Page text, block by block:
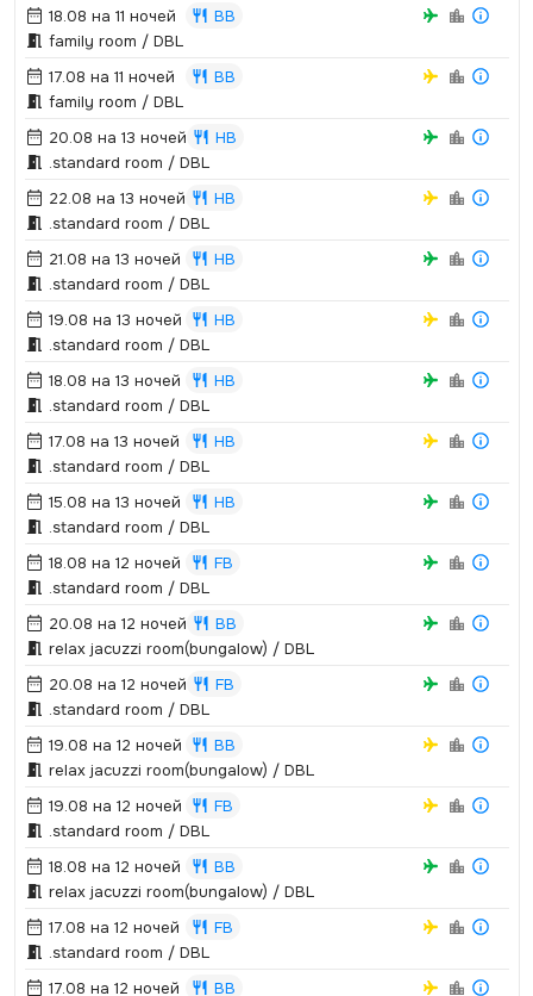
18.08 на 11 ночей
BB
family room / DBL
17.08 на 11 ночей
BB
family room / DBL
20.08 на 13 ночей
HB
.­standard room / DBL
22.08 на 13 ночей
HB
.­standard room / DBL
21.08 на 13 ночей
HB
.­standard room / DBL
19.08 на 13 ночей
HB
.­standard room / DBL
18.08 на 13 ночей
HB
.­standard room / DBL
17.08 на 13 ночей
HB
.­standard room / DBL
15.08 на 13 ночей
HB
.­standard room / DBL
18.08 на 12 ночей
FB
.­standard room / DBL
20.08 на 12 ночей
BB
relax jacuzzi room(bungalow) / DBL
20.08 на 12 ночей
FB
.­standard room / DBL
19.08 на 12 ночей
BB
relax jacuzzi room(bungalow) / DBL
19.08 на 12 ночей
FB
.­standard room / DBL
18.08 на 12 ночей
BB
relax jacuzzi room(bungalow) / DBL
17.08 на 12 ночей
FB
.­standard room / DBL
17.08 на 12 ночей
BB